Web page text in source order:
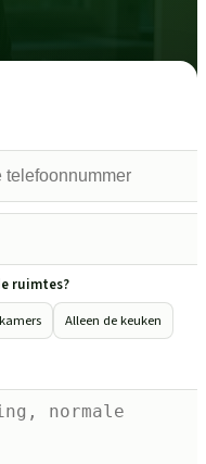
ruimtes?
Alleen de keuken